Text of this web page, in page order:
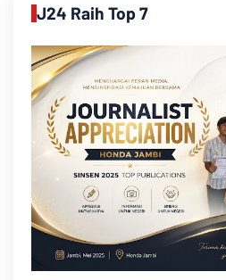
J24 Raih Top 7